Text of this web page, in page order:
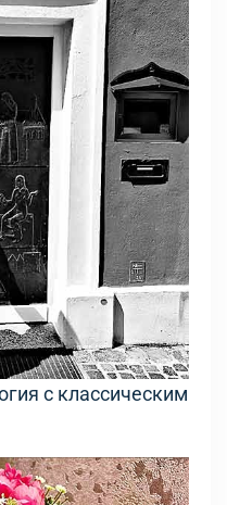
с классическим